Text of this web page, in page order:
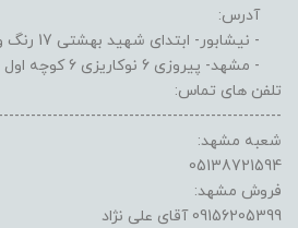
آدرس:
- نیشابور- ابتدای شهید بهشتی 17 رنگ و ابزار علی نژاد
- مشهد- پیروزی 6 نوکاریزی 6 کوچه اول سمت چپ
تلفن های تماس:
شعبه مشهد:
05138721594
فروش مشهد:
09156205399 آقای علی نژاد